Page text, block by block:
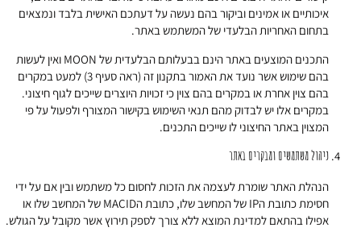
איכותיים או אמינים וביקור בהם נעשה על דעתכם האישית בלבד ונמצאים
בתחום האחריות הבלעדי של המשתמש באתר.
התכנים המוצעים באתר הינם בבעלותם הבלעדית של MOON ואין לעשות
בהם שימוש אשר נועד את האמור בתקנון זה (ראה סעיף 3) למעט במקרים
בהם צוין אחרת או במקרים בהם צוין כי זכויות היוצרים שייכים לגוף חיצוני.
במקרים אלו יש לבדוק מהם תנאי השימוש בקישור המצורף ולפעול על פי
המצוין באתר החיצוני לו שייכים התכנים.
ניהול משתמשים ומבקרים באתר
הנהלת האתר שומרת לעצמה את הזכות לחסום כל משתמש ובין אם על ידי
חסימת כתובת הIP של המחשב שלו, כתובת הMACID של המחשב שלו או
אפילו בהתאם למדינת המוצא ללא צורך לספק תירוץ אשר מקובל על הגולש.